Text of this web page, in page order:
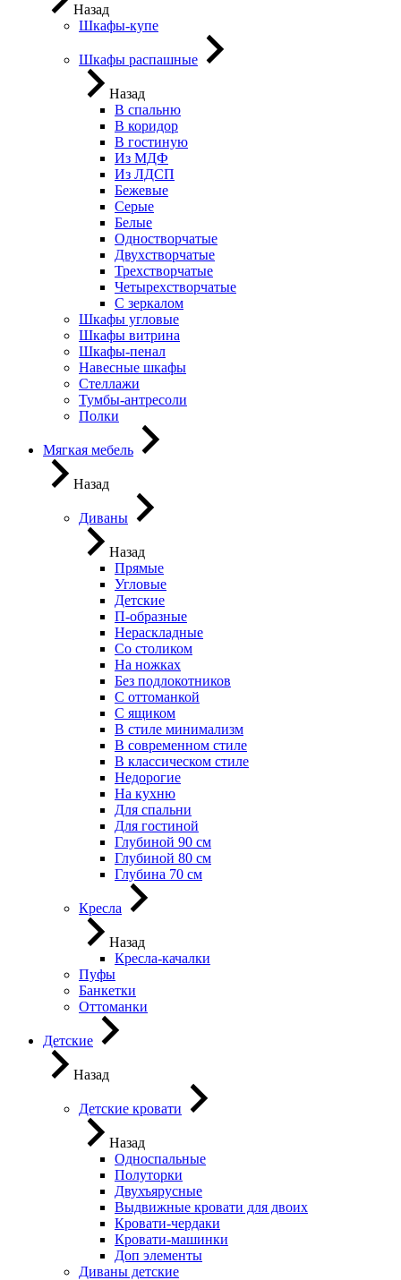
Назад
Шкафы-купе
Шкафы распашные
Назад
В спальню
В коридор
В гостиную
Из МДФ
Из ЛДСП
Бежевые
Серые
Белые
Одностворчатые
Двухстворчатые
Трехстворчатые
Четырехстворчатые
С зеркалом
Шкафы угловые
Шкафы витрина
Шкафы-пенал
Навесные шкафы
Стеллажи
Тумбы-антресоли
Полки
Мягкая мебель
Назад
Диваны
Назад
Прямые
Угловые
Детские
П-образные
Нераскладные
Со столиком
На ножках
Без подлокотников
С оттоманкой
С ящиком
В стиле минимализм
В современном стиле
В классическом стиле
Недорогие
На кухню
Для спальни
Для гостиной
Глубиной 90 см
Глубиной 80 см
Глубина 70 см
Кресла
Назад
Кресла-качалки
Пуфы
Банкетки
Оттоманки
Детские
Назад
Детские кровати
Назад
Односпальные
Полуторки
Двухъярусные
Выдвижные кровати для двоих
Кровати-чердаки
Кровати-машинки
Доп элементы
Диваны детские